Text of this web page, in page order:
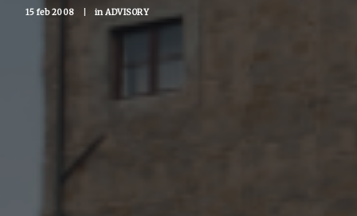
15 feb 2008 in ADVISORY